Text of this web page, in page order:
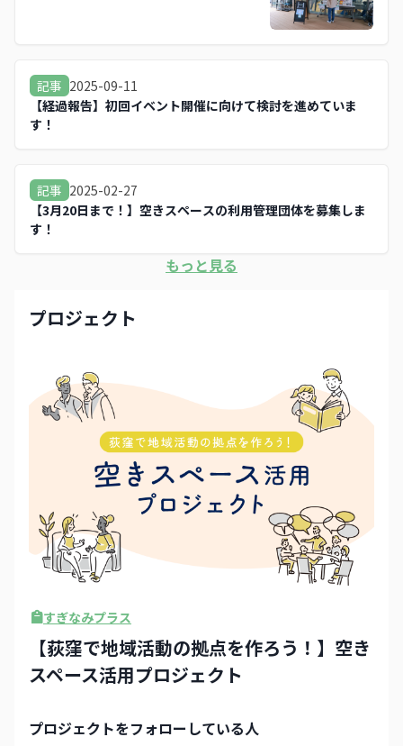
記事 2025-09-11
【経過報告】初回イベント開催に向けて検討を進めていま
す！
記事 2025-02-27
【3月20日まで！】空きスペースの利用管理団体を募集しま
す！
もっと見る
プロジェクト
すぎなみプラス
【荻窪で地域活動の拠点を作ろう！】空き
スペース活用プロジェクト
プロジェクトをフォローしている人